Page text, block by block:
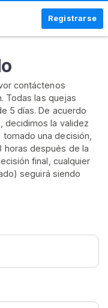
Registrarse
contáctenos
Todas las quejas
5 días. De acuerdo
decidimos la validez
una decisión,
horas después de la
final, cualquier
seguirá siendo